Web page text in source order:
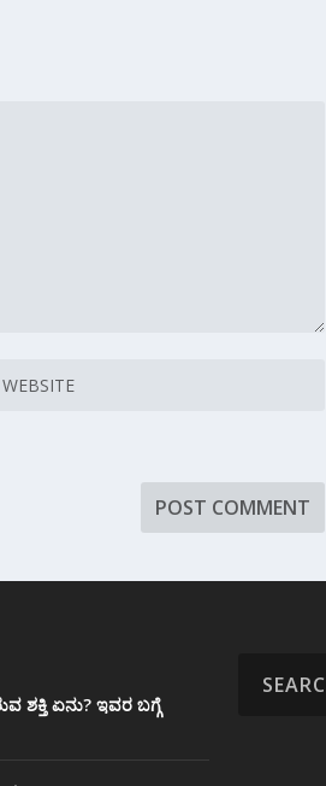
ಶಕ್ತಿ ಏನು? ಇವರ ಬಗ್ಗೆ